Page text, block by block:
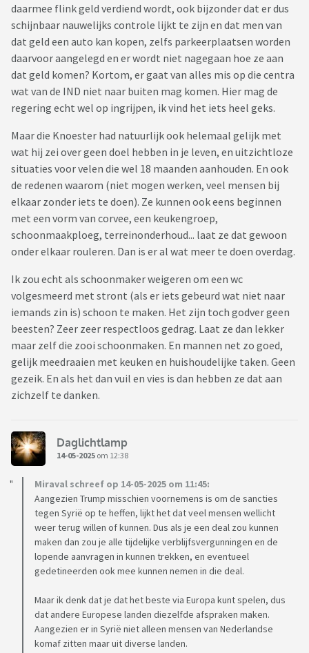
daarmee flink geld verdiend wordt, ook bijzonder dat er dus
schijnbaar nauwelijks controle lijkt te zijn en dat men van
dat geld een auto kan kopen, zelfs parkeerplaatsen worden
daarvoor aangelegd en er wordt niet nagegaan hoe ze aan
dat geld komen? Kortom, er gaat van alles mis op die centra
wat van de IND niet naar buiten mag komen. Hier mag de
regering echt wel op ingrijpen, ik vind het iets heel geks.
Maar die Knoester had natuurlijk ook helemaal gelijk met
wat hij zei over geen doel hebben in je leven, en uitzichtloze
situaties voor velen die wel 18 maanden aanhouden. En ook
de redenen waarom (niet mogen werken, veel mensen bij
elkaar zonder iets te doen). Ze kunnen ook eens beginnen
met een vorm van corvee, een keukengroep,
schoonmaakploeg, terreinonderhoud... laat ze dat gewoon
onder elkaar rouleren. Dan is er al wat meer te doen overdag.
Ik zou echt als schoonmaker weigeren om een wc
volgesmeerd met stront (als er iets gebeurd wat niet naar
iemands zin is) schoon te maken. Het zijn toch godver geen
beesten? Zeer zeer respectloos gedrag. Laat ze dan lekker
maar zelf die zooi schoonmaken. En mannen net zo goed,
gelijk meedraaien met keuken en huishoudelijke taken. Geen
gezeik. En als het dan vuil en vies is dan hebben ze dat aan
zichzelf te danken.
Daglichtlamp
14-05-2025 om 12:38
Miraval schreef op 14-05-2025 om 11:45:
Aangezien Trump misschien voornemens is om de sancties
tegen Syrië op te heffen, lijkt het dat veel mensen wellicht
weer terug willen of kunnen. Dus als je een deal zou kunnen
maken dan zou je alle tijdelijke verblijfsvergunningen en de
lopende aanvragen in kunnen trekken, en eventueel
gedetineerden ook mee kunnen nemen in die deal.
Maar ik denk dat je dat het beste via Europa kunt spelen, dus
dat andere Europese landen diezelfde afspraken maken.
Aangezien er in Syrië niet alleen mensen van Nederlandse
komaf zitten maar uit diverse landen.